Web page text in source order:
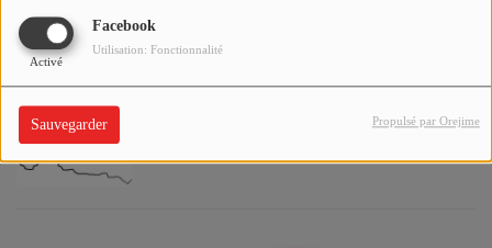
Facebook
Activé
Utilisation: Fonctionnalité
Sauvegarder Propulsé par Orejime
de Libertés" à la gare de Moulins ce
mercredi 25 février 2026 à 17h30
Rappel de plusieurs lots de Doliprane